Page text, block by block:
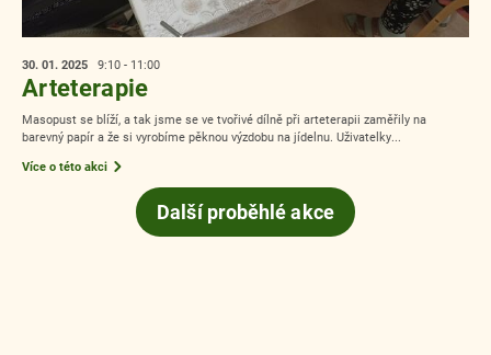
30. 01. 2025 9:10 - 11:00
Arteterapie
Masopust se blíží, a tak jsme se ve tvořivé dílně při arteterapii zaměřily na
barevný papír a že si vyrobíme pěknou výzdobu na jídelnu. Uživatelky...
Více o této akci
Další proběhlé akce